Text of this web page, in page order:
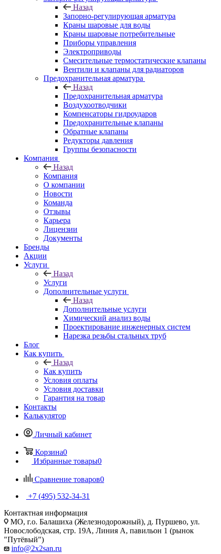
Назад
Запорно-регулирующая арматура
Краны шаровые для воды
Краны шаровые потребительные
Приборы управления
Электроприводы
Смесительные термостатические клапаны
Вентили и клапаны для радиаторов
Предохранительная арматура
Назад
Предохранительная арматура
Воздухоотводчики
Компенсаторы гидроударов
Предохранительные клапаны
Обратные клапаны
Редукторы давления
Группы безопасности
Компания
Назад
Компания
О компании
Новости
Команда
Отзывы
Карьера
Лицензии
Документы
Бренды
Акции
Услуги
Назад
Услуги
Дополнительные услуги
Назад
Дополнительные услуги
Химический анализ воды
Проектирование инженерных систем
Нарезка резьбы стальных труб
Блог
Как купить
Назад
Как купить
Условия оплаты
Условия доставки
Гарантия на товар
Контакты
Калькулятор
Личный кабинет
Корзина0
Избранные товары0
Сравнение товаров0
+7 (495) 532‑34‑31
Контактная информация
МО, г.о. Балашиха (Железнодорожный), д. Пуршево, ул.
Новослободская, стр. 19А, Линия А, павильон 1 (рынок
"Путёвый")
info@2x2san.ru